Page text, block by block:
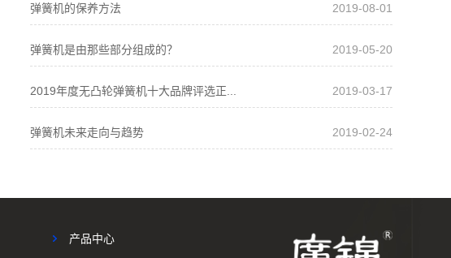
弹簧机的保养方法 2019-08-01
弹簧机是由那些部分组成的？ 2019-05-20
2019年度无凸轮弹簧机十大品牌评选正... 2019-03-17
弹簧机未来走向与趋势 2019-02-24
产品中心